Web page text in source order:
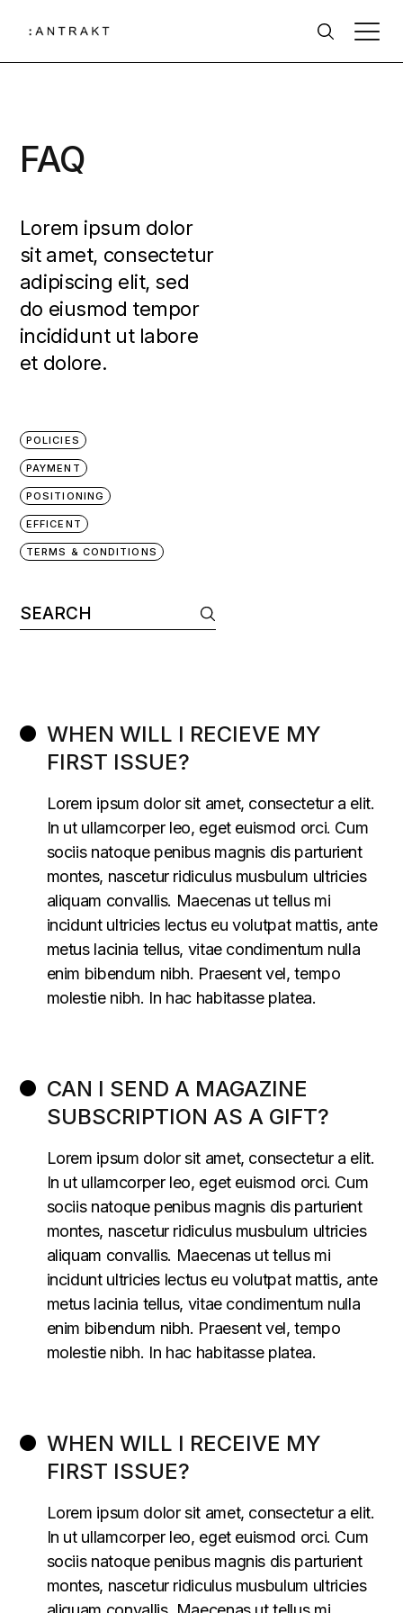
FAQ
Lorem ipsum dolor
sit amet, consectetur
adipiscing elit, sed
do eiusmod tempor
incididunt ut labore
et dolore.
POLICIES
PAYMENT
POSITIONING
EFFICENT
TERMS & CONDITIONS
WHEN WILL I RECIEVE MY
FIRST ISSUE?
Lorem ipsum dolor sit amet, consectetur a elit.
In ut ullamcorper leo, eget euismod orci. Cum
sociis natoque penibus magnis dis parturient
montes, nascetur ridiculus musbulum ultricies
aliquam convallis. Maecenas ut tellus mi
incidunt ultricies lectus eu volutpat mattis, ante
metus lacinia tellus, vitae condimentum nulla
enim bibendum nibh. Praesent vel, tempo
molestie nibh. In hac habitasse platea.
CAN I SEND A MAGAZINE
SUBSCRIPTION AS A GIFT?
Lorem ipsum dolor sit amet, consectetur a elit.
In ut ullamcorper leo, eget euismod orci. Cum
sociis natoque penibus magnis dis parturient
montes, nascetur ridiculus musbulum ultricies
aliquam convallis. Maecenas ut tellus mi
incidunt ultricies lectus eu volutpat mattis, ante
metus lacinia tellus, vitae condimentum nulla
enim bibendum nibh. Praesent vel, tempo
molestie nibh. In hac habitasse platea.
WHEN WILL I RECEIVE MY
FIRST ISSUE?
Lorem ipsum dolor sit amet, consectetur a elit.
In ut ullamcorper leo, eget euismod orci. Cum
sociis natoque penibus magnis dis parturient
montes, nascetur ridiculus musbulum ultricies